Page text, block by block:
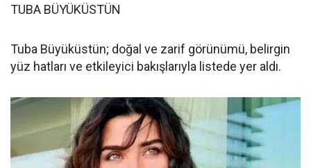
TUBA BÜYÜKÜSTÜN
Tuba Büyüküstün; doğal ve zarif görünümü, belirgin
yüz hatları ve etkileyici bakışlarıyla listede yer aldı.